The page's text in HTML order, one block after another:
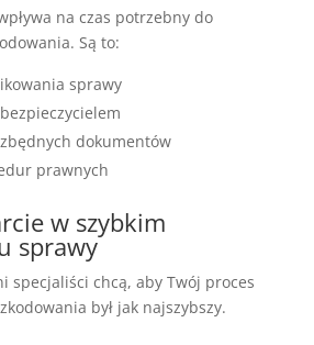
na czas potrzebny do
Są to:
sprawy
dokumentów
prawnych
w szybkim
sprawy
specjaliści chcą, aby Twój proces
był jak najszybszy.